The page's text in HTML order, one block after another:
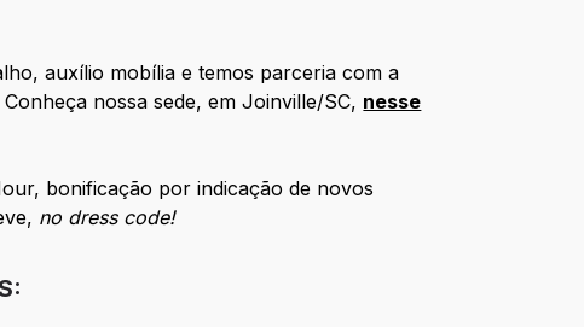
auxílio mobília e temos parceria com a
nossa sede, em Joinville/SC, nesse
bonificação por indicação de novos
no dress code!